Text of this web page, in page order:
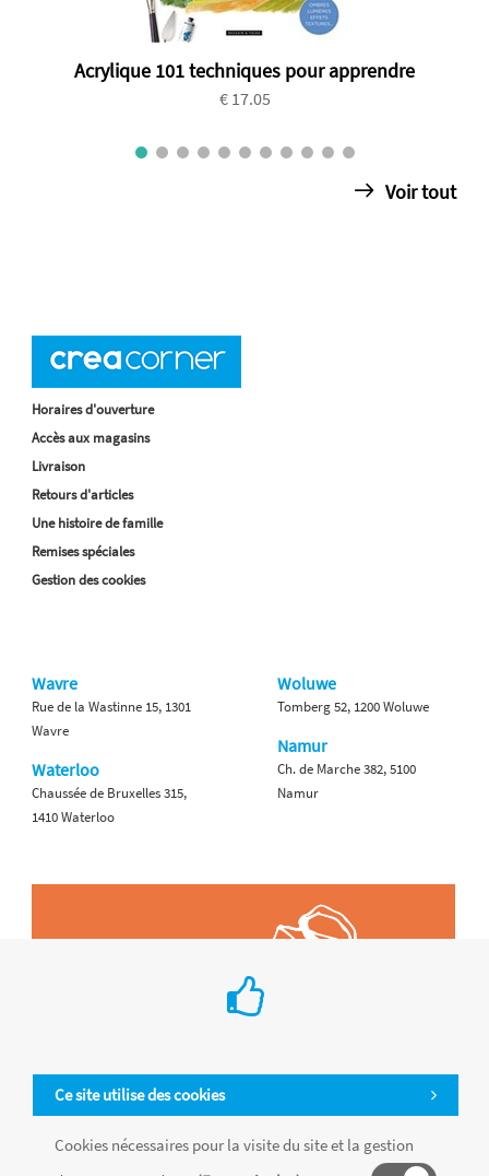
Acrylique 101 techniques pour apprendre
€ 17.05
Voir tout
Ce site utilise des cookies
Cookies nécessaires pour la visite du site et la gestion
Horaires d'ouverture
Accès aux magasins
Livraison
Retours d'articles
Une histoire de famille
Remises spéciales
Gestion des cookies
Wavre
Rue de la Wastinne 15, 1301
Wavre
Waterloo
Chaussée de Bruxelles 315,
1410 Waterloo
Woluwe
Tomberg 52, 1200 Woluwe
Namur
Ch. de Marche 382, 5100
Namur